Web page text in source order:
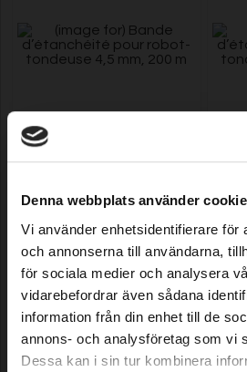
Denna webbplats använder
Vi använder enhetsidentifierare för
och annonserna till användarna,
för sociala medier och analysera
vidarebefordrar även sådana
information från din enhet till de
annons- och analysföretag som vi
Dessa kan i sin tur kombinera
Bande d’étanchéité pour robot-
67,79 EUR
En stock